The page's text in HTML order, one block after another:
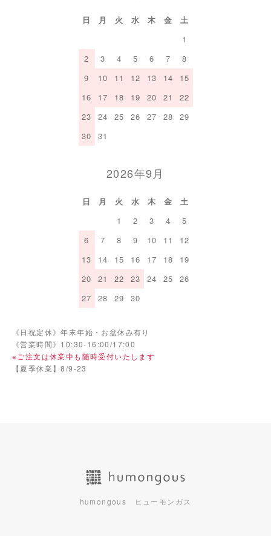
日 月 火 水 木 金
土
1
2
3 4 5 6 7
8
9
10 11 12 13 14
15
16
17 18 19 20 21
22
23
24 25 26 27 28
29
30
31
2026年9月
日 月 火 水 木 金
土
1
2 3 4
5
6
7 8 9 10 11
12
13
14 15 16 17 18
19
20
21 22 23 24 25
26
27
28 29 30
《日祝定休》年末年始・お盆休み有り
《営業時間》10:30-16:00/17:00
※ご注文は休業中も随時受付いたします
【夏季休業】8/9-23
humongous ヒューモンガス